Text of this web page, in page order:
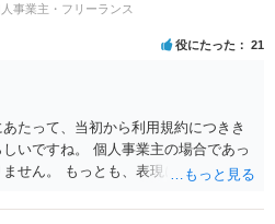
ランドイメージが傷ついてしまいま
が来てしまいますので、商標権を侵
商標権（ロゴマーク等）に対する一
ります。また、本来商標権者に入る
す。 修理だけではそのような問題は
事業主・フリーランス
役にたった 21
たって、当初から利用規約につきき
いですね。 個人事業主の場合であっ
せん。 もっとも、表現に違和感があ
屋号で事業を運営する際には、「当